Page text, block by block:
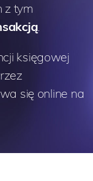
z tym
.
księgowej
się online na